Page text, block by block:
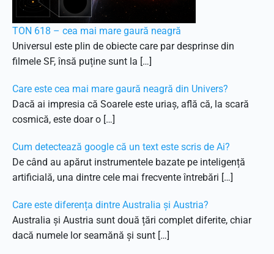
TON 618 – cea mai mare gaură neagră
Universul este plin de obiecte care par desprinse din
filmele SF, însă puține sunt la […]
Care este cea mai mare gaură neagră din Univers?
Dacă ai impresia că Soarele este uriaș, află că, la scară
cosmică, este doar o […]
Cum detectează google că un text este scris de Ai?
De când au apărut instrumentele bazate pe inteligență
artificială, una dintre cele mai frecvente întrebări […]
Care este diferența dintre Australia și Austria?
Australia și Austria sunt două țări complet diferite, chiar
dacă numele lor seamănă și sunt […]